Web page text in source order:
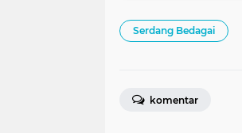
Serdang Bedagai
komentar